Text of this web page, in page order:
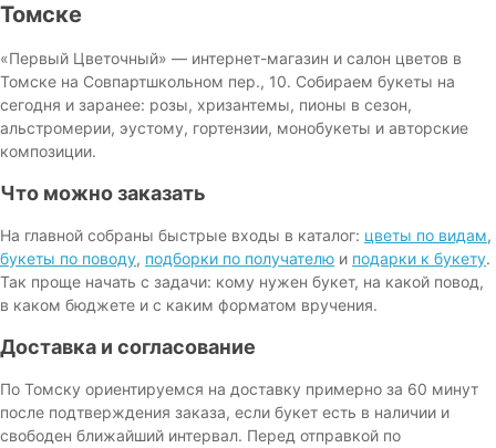
Томске
«Первый Цветочный» — интернет-магазин и салон цветов в
Томске на Совпартшкольном пер., 10. Собираем букеты на
сегодня и заранее: розы, хризантемы, пионы в сезон,
альстромерии, эустому, гортензии, монобукеты и авторские
композиции.
Что можно заказать
На главной собраны быстрые входы в каталог: цветы по видам,
букеты по поводу, подборки по получателю и подарки к букету.
Так проще начать с задачи: кому нужен букет, на какой повод,
в каком бюджете и с каким форматом вручения.
Доставка и согласование
По Томску ориентируемся на доставку примерно за 60 минут
после подтверждения заказа, если букет есть в наличии и
свободен ближайший интервал. Перед отправкой по